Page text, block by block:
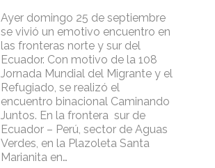
Ayer domingo 25 de septiembre
se vivió un emotivo encuentro en
las fronteras norte y sur del
Ecuador. Con motivo de la 108
Jornada Mundial del Migrante y el
Refugiado, se realizó el
encuentro binacional Caminando
Juntos. En la frontera sur de
Ecuador – Perú, sector de Aguas
Verdes, en la Plazoleta Santa
Marianita en…